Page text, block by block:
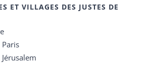
ET VILLAGES DES JUSTES DE
Paris